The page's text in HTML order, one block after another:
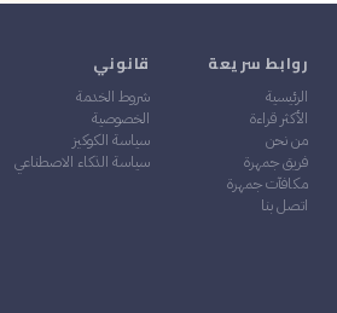
روابط سريعة
الرئيسية
الأكثر قراءة
من نحن
فريق جمهرة
مكافآت جمهرة
اتصل بنا
قانوني
شروط الخدمة
الخصوصية
سياسة الكوكيز
سياسة الذكاء الاصطناعي